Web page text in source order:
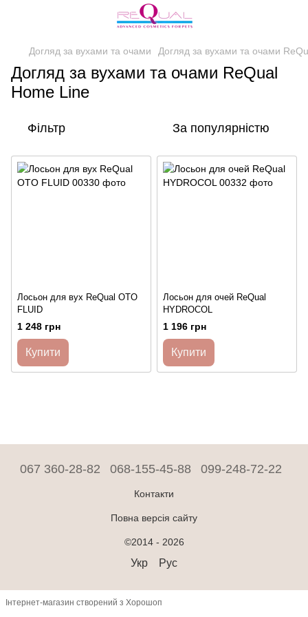
Догляд за вухами та очами Догляд за вухами та очами
Догляд за вухами та очами ReQual
Home Line
Фільтр За популярністю
Лосьон для вух ReQual OTO
FLUID
1 248 грн
Купити
Лосьон для очей ReQual
HYDROCOL
1 196 грн
Купити
067 360-28-82 068-155-45-88 099-248-72-22
Контакти
Повна версія сайту
©2014 - 2026
Укр Рус
Інтернет-магазин створений з Хорошоп